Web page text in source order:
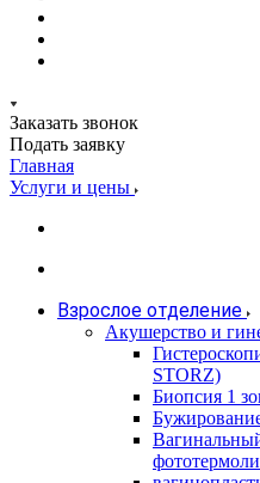
Заказать звонок
Подать заявку
Главная
Услуги и цены
Взрослое отделение
Акушерство и
STORZ)
Биопсия 1